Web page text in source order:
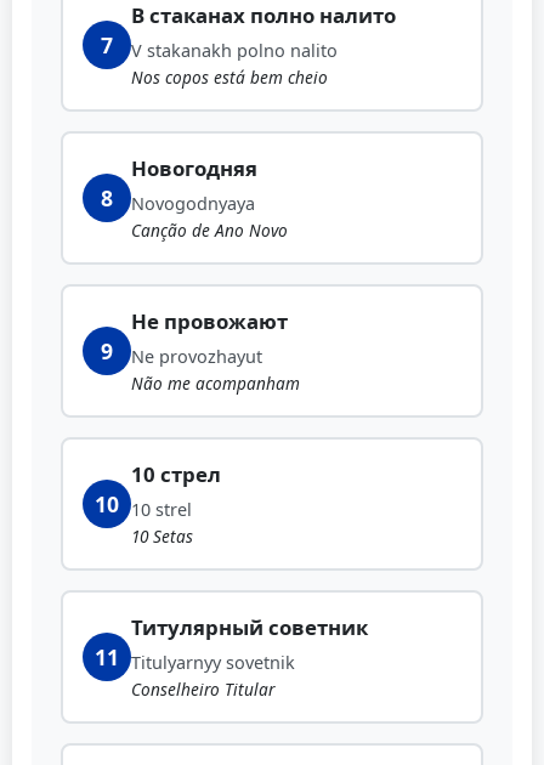
7
В стаканах полно налито
V stakanakh polno nalito
Nos copos está bem cheio
8
Новогодняя
Novogodnyaya
Canção de Ano Novo
9
Не провожают
Ne provozhayut
Não me acompanham
10
10 стрел
10 strel
10 Setas
11
Титулярный советник
Titulyarnyy sovetnik
Conselheiro Titular